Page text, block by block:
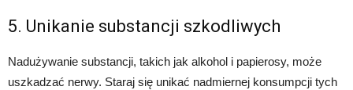
5. Unikanie substancji szkodliwych
Nadużywanie substancji, takich jak alkohol i papierosy, może
uszkadzać nerwy. Staraj się unikać nadmiernej konsumpcji tych